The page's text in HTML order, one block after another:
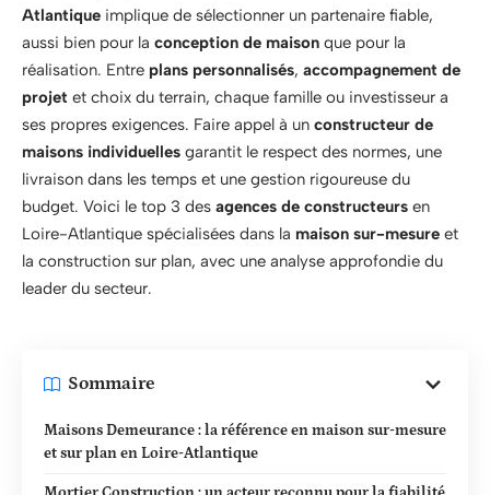
Atlantique implique de sélectionner un partenaire fiable,
aussi bien pour la conception de maison que pour la
réalisation. Entre plans personnalisés, accompagnement de
projet et choix du terrain, chaque famille ou investisseur a
ses propres exigences. Faire appel à un constructeur de
maisons individuelles garantit le respect des normes, une
livraison dans les temps et une gestion rigoureuse du
budget. Voici le top 3 des agences de constructeurs en
Loire-Atlantique spécialisées dans la maison sur-mesure et
la construction sur plan, avec une analyse approfondie du
leader du secteur.
Sommaire
Maisons Demeurance : la référence en maison sur-mesure
et sur plan en Loire-Atlantique